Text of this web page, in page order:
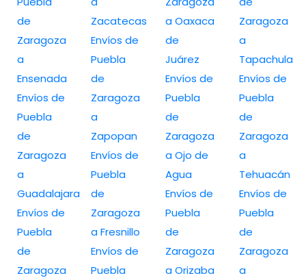
de
Zaragoza
a
Ensenada
Envíos de
Puebla
de
Zaragoza
a
Guadalajara
Envíos de
Puebla
de
Zaragoza
Zacatecas
Envíos de
Puebla
de
Zaragoza
a
Zapopan
Envíos de
Puebla
de
Zaragoza
a Fresnillo
Envíos de
Puebla
a Oaxaca
de
Juárez
Envíos de
Puebla
de
Zaragoza
a Ojo de
Agua
Envíos de
Puebla
de
Zaragoza
a Orizaba
Zaragoza
a
Tapachula
Envíos de
Puebla
de
Zaragoza
a
Tehuacán
Envíos de
Puebla
de
Zaragoza
a